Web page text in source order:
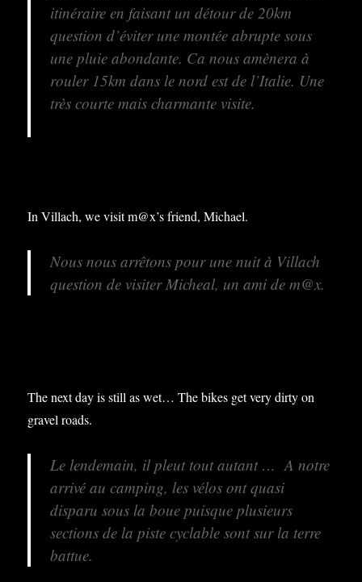
itinéraire en faisant un détour de 20km
question d’éviter une montée abrupte sous
une pluie abondante. Ca nous amènera à
rouler 15km dans le nord est de l’Italie. Une
très courte mais charmante visite.
In Villach, we visit m@x’s friend, Michael.
Nous nous arrêtons pour une nuit à Villach
question de visiter Micheal, un ami de m@x.
The next day is still as wet… The bikes get very dirty on
gravel roads.
Le lendemain, il pleut tout autant … A notre
arrivé au camping, les vélos ont quasi
disparu sous la boue puisque plusieurs
sections de la piste cyclable sont sur la terre
battue.